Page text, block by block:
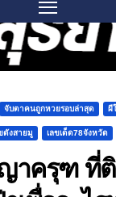
จับตาคนถูกหวยรอบล่าสุด ผี
ดังสายมู เลขเด็ด78จังหวัด
าครุฑ ที่